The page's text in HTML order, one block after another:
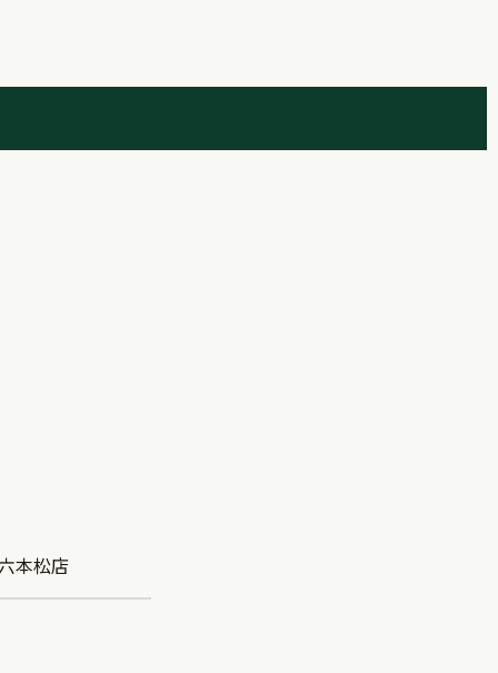
本松店